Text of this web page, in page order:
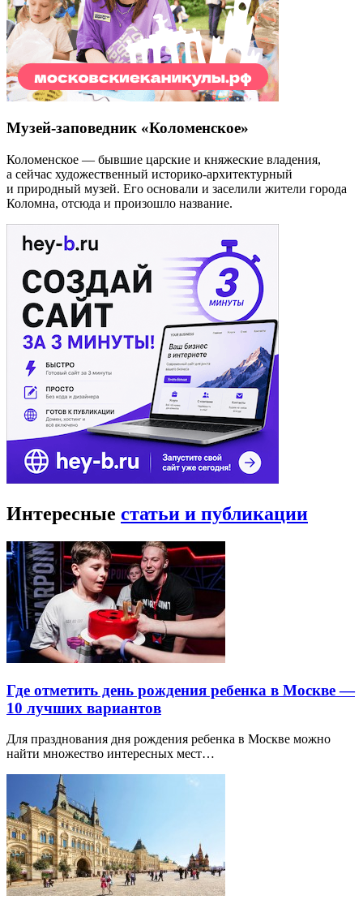
Музей-заповедник «Коломенское»
Коломенское — бывшие царские и княжеские владения,
а сейчас художественный историко-архитектурный
и природный музей. Его основали и заселили жители города
Коломна, отсюда и произошло название.
Интересные статьи и публикации
Где отметить день рождения ребенка в Москве —
10 лучших вариантов
Для празднования дня рождения ребенка в Москве можно
найти множество интересных мест…